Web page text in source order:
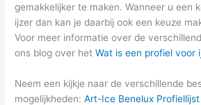
gemakkelijker te maken. Wanneer u een
ijzer dan kan je daarbij ook een keuze
Voor meer informatie over de
ons blog over hetWat is een profiel voor
Neem een kijkje naar de verschillende
mogelijkheden:Art-Ice Benelux